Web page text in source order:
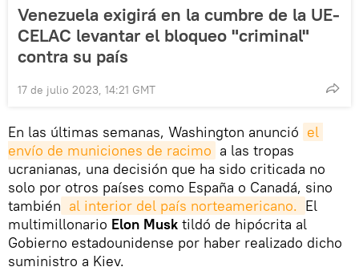
Venezuela exigirá en la cumbre de la UE-
CELAC levantar el bloqueo "criminal"
contra su país
17 de julio 2023, 14:21 GMT
En las últimas semanas, Washington anunció el
envío de municiones de racimo a las tropas
ucranianas, una decisión que ha sido criticada no
solo por otros países como España o Canadá, sino
también al interior del país norteamericano. El
multimillonario Elon Musk tildó de hipócrita al
Gobierno estadounidense por haber realizado dicho
suministro a Kiev.